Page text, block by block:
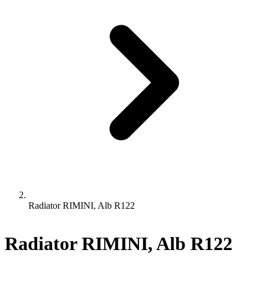
Radiator RIMINI, Alb R122
Radiator RIMINI, Alb R122